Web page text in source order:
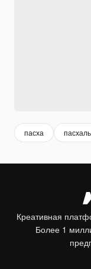
пасха
Креативная
Более 1